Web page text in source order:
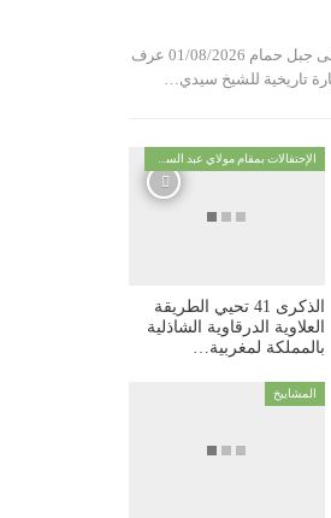
زيارة الشيخ سيدي خالد بن تونس إلى جبل حمام 01/08/2026 عرف
تاريخية للشيخ سيدي…
الإحتفالات بمقام مولاي عبد السلام ابن مشيش
الذكرى 41 تحيي الطريقة
العلاوية الدرقاوية الشاذلية
بالمملكة لمغربية…
المشاييخ